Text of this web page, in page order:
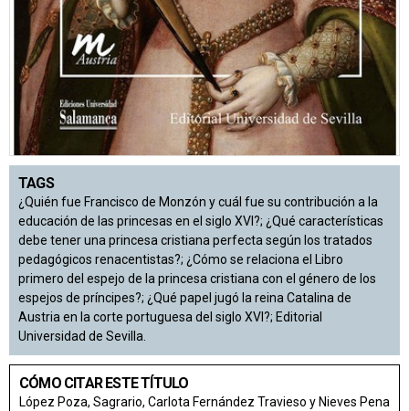
TAGS
¿Quién fue Francisco de Monzón y cuál fue su contribución a la
educación de las princesas en el siglo XVI?; ¿Qué características
debe tener una princesa cristiana perfecta según los tratados
pedagógicos renacentistas?; ¿Cómo se relaciona el Libro
primero del espejo de la princesa cristiana con el género de los
espejos de príncipes?; ¿Qué papel jugó la reina Catalina de
Austria en la corte portuguesa del siglo XVI?; Editorial
Universidad de Sevilla.
CÓMO CITAR ESTE TÍTULO
López Poza, Sagrario, Carlota Fernández Travieso y Nieves Pena